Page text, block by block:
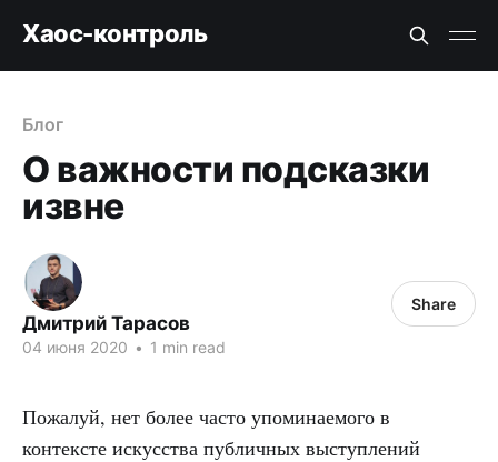
Хаос-контроль
Блог
О важности подсказки
извне
Дмитрий Тарасов
04 июня 2020 • 1 min read
Share
Пожалуй, нет более часто упоминаемого в
контексте искусства публичных выступлений